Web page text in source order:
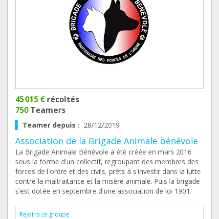
45 015 € récoltés
750 Teamers
Teamer depuis : 28/12/2019
Association de la Brigade Animale bénévole
La Brigade Animale Bénévole a été créée en mars 2016
sous la forme d'un collectif, regroupant des membres des
forces de l'ordre et des civils, prêts à s'investir dans la lutte
contre la maltraitance et la misère animale. Puis la brigade
s'est dotée en septembre d'une association de loi 1901.
Rejoins ce groupe